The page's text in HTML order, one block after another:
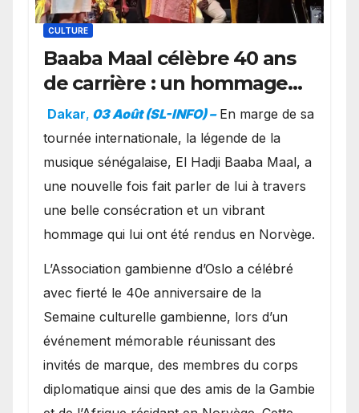
CULTURE
Baaba Maal célèbre 40 ans
de carrière : un hommage
exceptionnel à Oslo en
présence de la famille
royale.
Dakar, 03 Août (SL-INFO) – ​En marge de sa
tournée internationale, la légende de la
musique sénégalaise, El Hadji Baaba Maal, a
une nouvelle fois fait parler de lui à travers
une belle consécration et un vibrant
hommage qui lui ont été rendus en Norvège.
​L’Association gambienne d’Oslo a célébré
avec fierté le 40e anniversaire de la
Semaine culturelle gambienne, lors d’un
événement mémorable réunissant des
invités de marque, des membres du corps
diplomatique ainsi que des amis de la Gambie